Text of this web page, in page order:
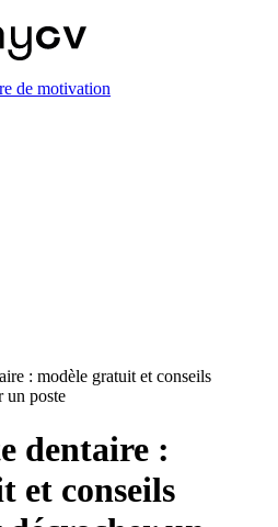
de motivation
: modèle gratuit et conseils
un poste
dentaire :
et conseils